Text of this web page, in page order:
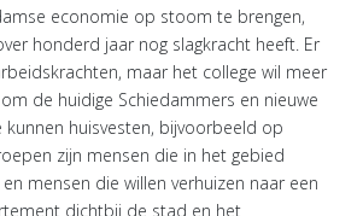
economie op stoom te brengen,
honderd jaar nog slagkracht heeft. Er
maar het college wil meer
de huidige Schiedammers en nieuwe
huisvesten, bijvoorbeeld op
zijn mensen die in het gebied
mensen die willen verhuizen naar een
dichtbij de stad en het